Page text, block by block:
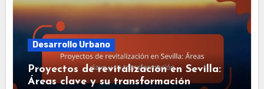
Desarrollo Urbano
Proyectos de revitalización en Sevilla:
Áreas clave y su transformación